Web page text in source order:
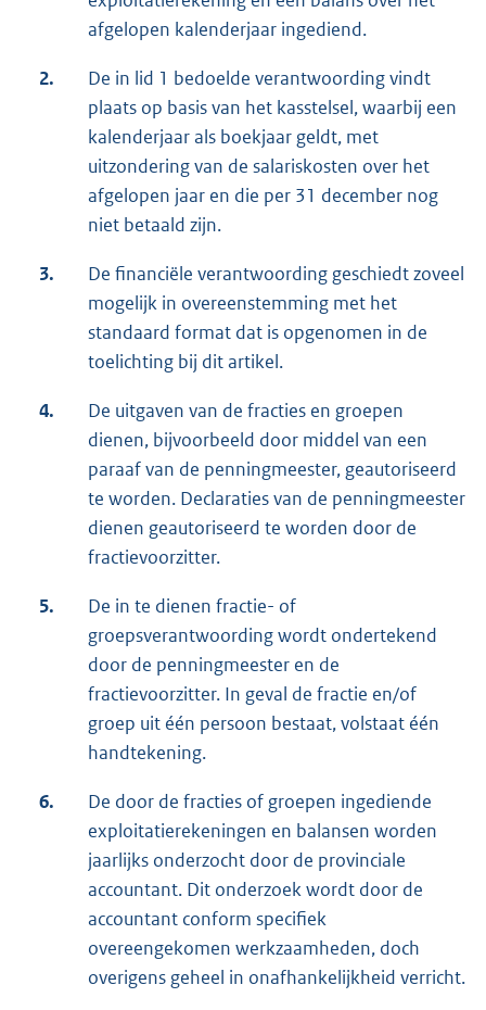
afgelopen kalenderjaar ingediend.
2.
De in lid 1 bedoelde verantwoording vindt
plaats op basis van het kasstelsel, waarbij een
kalenderjaar als boekjaar geldt, met
uitzondering van de salariskosten over het
afgelopen jaar en die per 31 december nog
niet betaald zijn.
3.
De financiële verantwoording geschiedt zoveel
mogelijk in overeenstemming met het
standaard format dat is opgenomen in de
toelichting bij dit artikel.
4.
De uitgaven van de fracties en groepen
dienen, bijvoorbeeld door middel van een
paraaf van de penningmeester, geautoriseerd
te worden. Declaraties van de penningmeester
dienen geautoriseerd te worden door de
fractievoorzitter.
5.
De in te dienen fractie- of
groepsverantwoording wordt ondertekend
door de penningmeester en de
fractievoorzitter. In geval de fractie en/of
groep uit één persoon bestaat, volstaat één
handtekening.
6.
De door de fracties of groepen ingediende
exploitatierekeningen en balansen worden
jaarlijks onderzocht door de provinciale
accountant. Dit onderzoek wordt door de
accountant conform specifiek
overeengekomen werkzaamheden, doch
overigens geheel in onafhankelijkheid verricht.